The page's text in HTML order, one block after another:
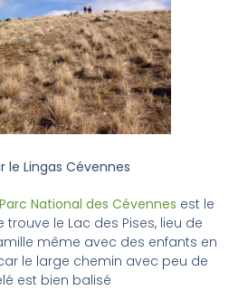
le Lingas Cévennes
Parc National des Cévennes est le
le Lac des Pises, lieu de
même avec des enfants en
le large chemin avec peu de
est bien balisé